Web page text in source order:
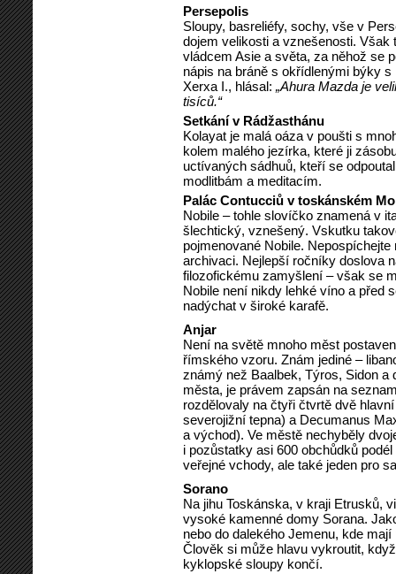
Persepolis
Sloupy, basreliéfy, sochy, vše v
dojem velikosti a vznešenosti. Však
vládcem Asie a světa, za něhož se
nápis na bráně s okřídlenými býky
Xerxa I., hlásal: „Ahura Mazda je
tisíců.“
Setkání v Rádžasthánu
Kolayat je malá oáza v poušti s
kolem malého jezírka, které ji
uctívaných sádhuů, kteří se
modlitbám a meditacím.
Palác Contucciů v toskánském
Nobile – tohle slovíčko znamená v
šlechtický, vznešený. Vskutku
pojmenované Nobile.
archivaci. Nejlepší ročníky doslova
filozofickému zamyšlení – však se
Nobile není nikdy lehké víno a před
nadýchat v široké karafě.
Anjar
Není na světě mnoho měst
římského vzoru. Znám jediné –
známý než Baalbek, Týros, Sidon a
města, je právem zapsán na
rozdělovaly na čtyři čtvrtě dvě
severojižní tepna) a Decumanus
a východ). Ve městě nechyběly
i pozůstatky asi 600 obchůdků
veřejné vchody, ale také jeden pro
Sorano
Na jihu Toskánska, v kraji Etrusků,
vysoké kamenné domy Sorana.
nebo do dalekého Jemenu, kde
Člověk si může hlavu vykroutit,
kyklopské sloupy končí.